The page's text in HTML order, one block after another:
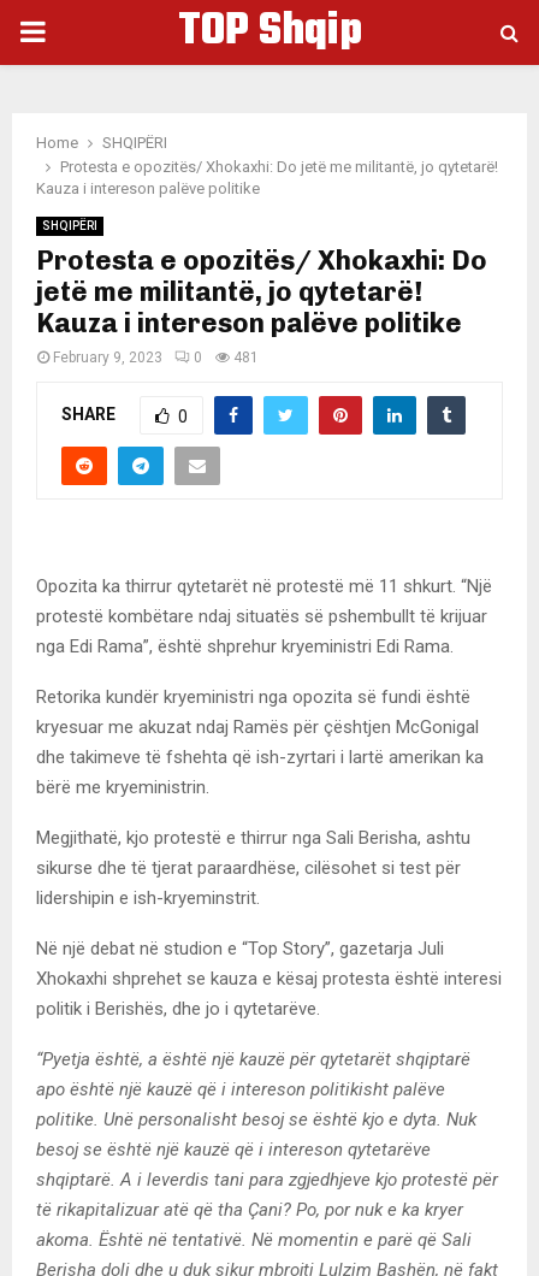
PRIMARY
TOP Shqip
Home
SHQIPËRI
Protesta e opozitës/ Xhokaxhi: Do jetë me militantë, jo qytetarë!
Kauza i intereson palëve politike
SHQIPËRI
Protesta e opozitës/ Xhokaxhi: Do
jetë me militantë, jo qytetarë!
Kauza i intereson palëve politike
February 9, 2023 0 481
SHARE 0
Opozita ka thirrur qytetarët në protestë më 11 shkurt. “Një
protestë kombëtare ndaj situatës së pshembullt të krijuar
nga Edi Rama”, është shprehur kryeministri Edi Rama.
Retorika kundër kryeministri nga opozita së fundi është
kryesuar me akuzat ndaj Ramës për çështjen McGonigal
dhe takimeve të fshehta që ish-zyrtari i lartë amerikan ka
bërë me kryeministrin.
Megjithatë, kjo protestë e thirrur nga Sali Berisha, ashtu
sikurse dhe të tjerat paraardhëse, cilësohet si test për
lidershipin e ish-kryeminstrit.
Në një debat në studion e “Top Story”, gazetarja Juli
Xhokaxhi shprehet se kauza e kësaj protesta është interesi
politik i Berishës, dhe jo i qytetarëve.
“Pyetja është, a është një kauzë për qytetarët shqiptarë
apo është një kauzë që i intereson politikisht palëve
politike. Unë personalisht besoj se është kjo e dyta. Nuk
besoj se është një kauzë që i intereson qytetarëve
shqiptarë. A i leverdis tani para zgjedhjeve kjo protestë për
të rikapitalizuar atë që tha Çani? Po, por nuk e ka kryer
akoma. Është në tentativë. Në momentin e parë që Sali
Berisha doli dhe u duk sikur mbrojti Lulzim Bashën, në fakt